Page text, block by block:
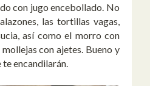
con jugo encebollado. No
las tortillas vagas,
así como el morro con
con ajetes. Bueno y
te encandilarán.